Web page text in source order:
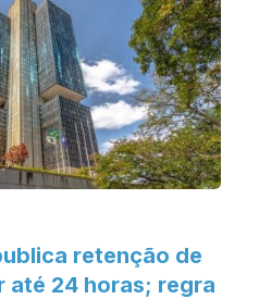
retenção de
24 horas; regra